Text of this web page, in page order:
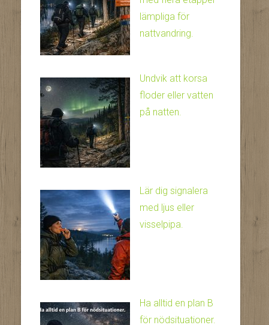
lämpliga för
nattvandring.
Undvik att korsa
floder eller vatten
på natten.
Lär dig signalera
med ljus eller
visselpipa.
Ha alltid en plan B
för nödsituationer.